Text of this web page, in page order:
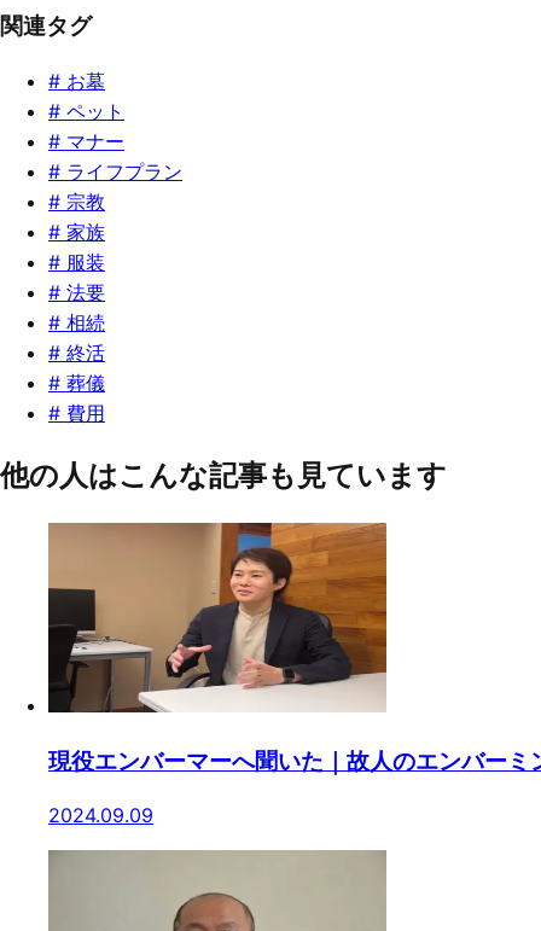
関連タグ
# お墓
# ペット
# マナー
# ライフプラン
# 宗教
# 家族
# 服装
# 法要
# 相続
# 終活
# 葬儀
# 費用
他の人はこんな記事も見ています
現役エンバーマーへ聞いた｜故人のエンバーミ
2024.09.09